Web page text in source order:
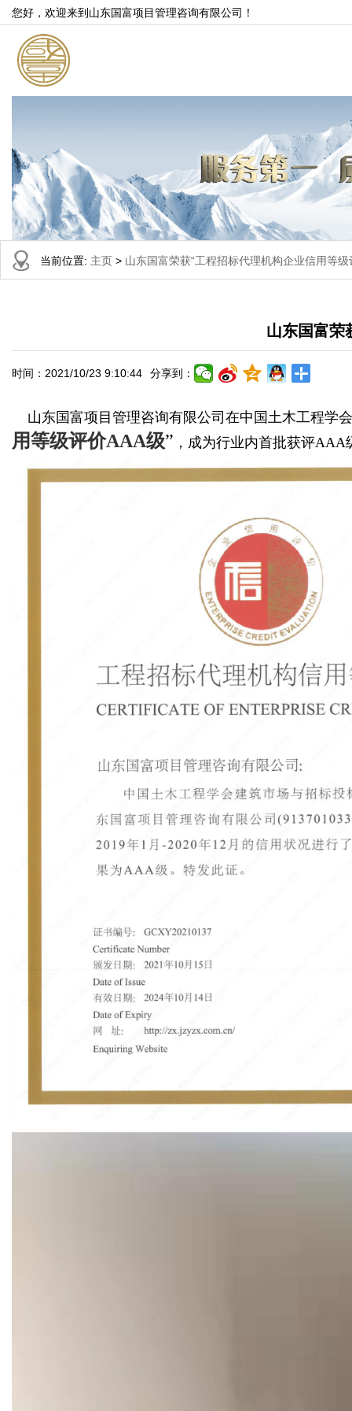
您好，欢迎来到山东国富项目管理咨询有限公司！
当前位置: 主页 > 山东国富荣获“工程招标代理机构企业信用等级
山东国富荣
时间：2021/10/23 9:10:44 分享到：
山东国富项目管理咨询有限公司在中国土木工程学
用等级评价AAA级” ，成为行业内首批获评